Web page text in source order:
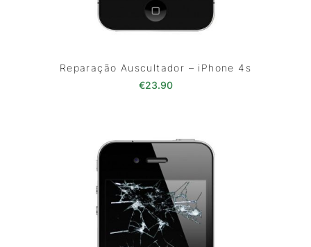
Reparação Auscultador – iPhone 4s
€23.90